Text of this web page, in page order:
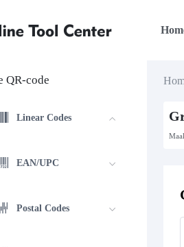
QR-code
Linear Codes
EAN/UPC
Postal Codes